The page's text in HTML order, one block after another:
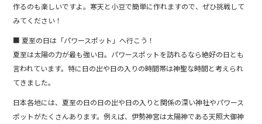
作るのも楽しいですよ。寒天と小豆で簡単に作れますので、ぜひ挑戦して
みてください！
■ 夏至の日は「パワースポット」へ行こう！
夏至は太陽の力が最も強い日。パワースポットを訪れるなら絶好の日とも
言われています。特に日の出や日の入りの時間帯は神聖な時間と考えられ
てきました。
日本各地には、夏至の日の日の出や日の入りと関係の深い神社やパワース
ポットがたくさんあります。例えば、伊勢神宮は太陽神である天照大御神